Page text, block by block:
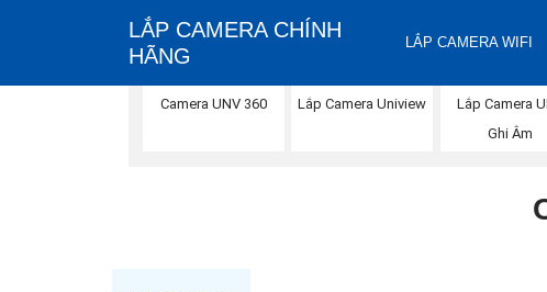
LẮP CAMERA CHÍNH
HÃNG
LẮP CAMERA WIFI
Camera UNV 360 Lắp Camera Uniview
Lắp Camera
Ghi Âm